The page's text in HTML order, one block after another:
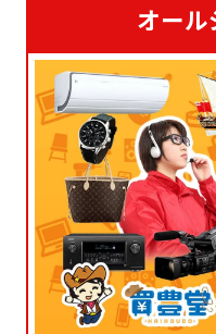
オール